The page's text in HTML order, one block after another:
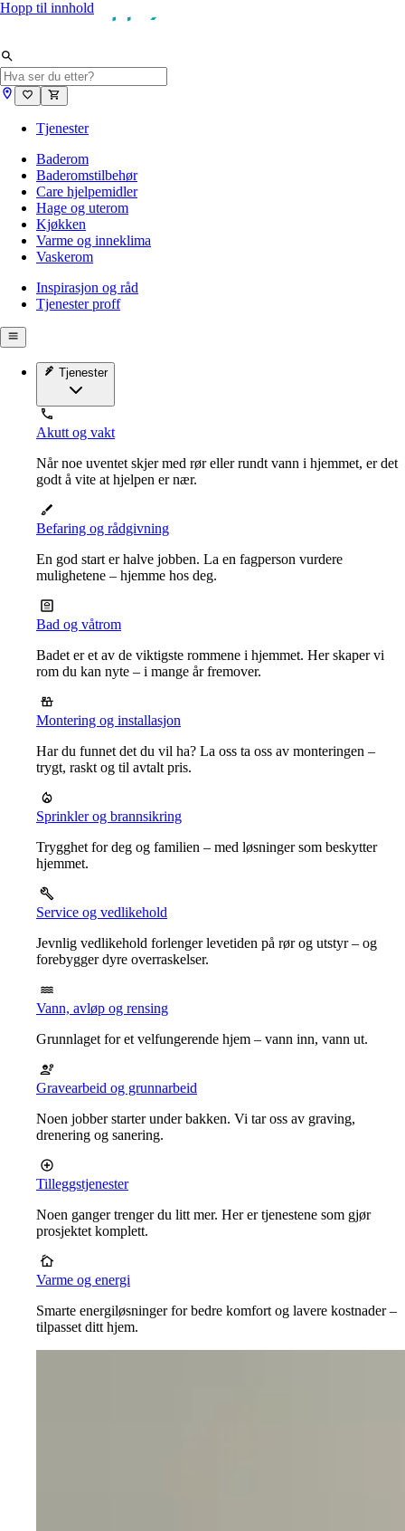
Hopp til innhold
Tjenester
Baderom
Baderomstilbehør
Care hjelpemidler
Hage og uterom
Kjøkken
Varme og inneklima
Vaskerom
Inspirasjon og råd
Tjenester proff
Tjenester
Akutt og vakt
Når noe uventet skjer med rør eller rundt vann i hjemmet, er det
godt å vite at hjelpen er nær.
Befaring og rådgivning
En god start er halve jobben. La en fagperson vurdere
mulighetene – hjemme hos deg.
Bad og våtrom
Badet er et av de viktigste rommene i hjemmet. Her skaper vi
rom du kan nyte – i mange år fremover.
Montering og installasjon
Har du funnet det du vil ha? La oss ta oss av monteringen –
trygt, raskt og til avtalt pris.
Sprinkler og brannsikring
Trygghet for deg og familien – med løsninger som beskytter
hjemmet.
Service og vedlikehold
Jevnlig vedlikehold forlenger levetiden på rør og utstyr – og
forebygger dyre overraskelser.
Vann, avløp og rensing
Grunnlaget for et velfungerende hjem – vann inn, vann ut.
Gravearbeid og grunnarbeid
Noen jobber starter under bakken. Vi tar oss av graving,
drenering og sanering.
Tilleggstjenester
Noen ganger trenger du litt mer. Her er tjenestene som gjør
prosjektet komplett.
Varme og energi
Smarte energiløsninger for bedre komfort og lavere kostnader –
tilpasset ditt hjem.